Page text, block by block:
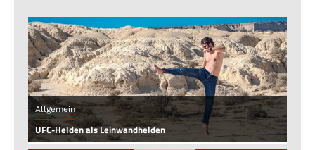
Allgemein
UFC-Helden als Leinwandhelden